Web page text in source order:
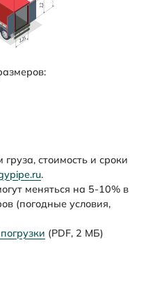
стоимость и сроки
.
меняться на 5-10% в
(погодные условия,
(PDF, 2 МБ)